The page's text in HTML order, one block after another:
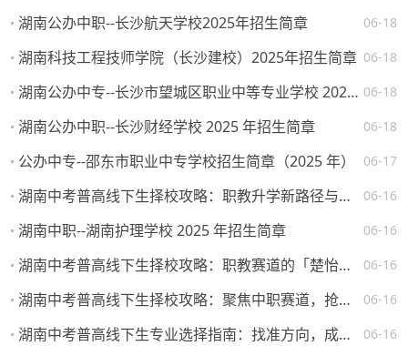
06-18
湖南公办中职--长沙航天学校2025年招生简章
06-18
湖南科技工程技师学院（长沙建校）2025年招生简章
06-18
湖南公办中专--长沙市望城区职业中等专业学校 2025 年招生简章
06-18
湖南公办中职--长沙财经学校 2025 年招生简章
06-17
公办中专--邵东市职业中专学校招生简章（2025 年）
06-16
湖南中考普高线下生择校攻略：职教升学新路径与热门院校解析
06-16
湖南中职--湖南护理学校 2025 年招生简章
06-16
湖南中考普高线下生择校攻略：职教赛道的「楚怡」机遇与突围路径
06-16
湖南中考普高线下生择校攻略：聚焦中职赛道，抢占升学就业先机
06-16
湖南中考普高线下生专业选择指南：找准方向，成就未来